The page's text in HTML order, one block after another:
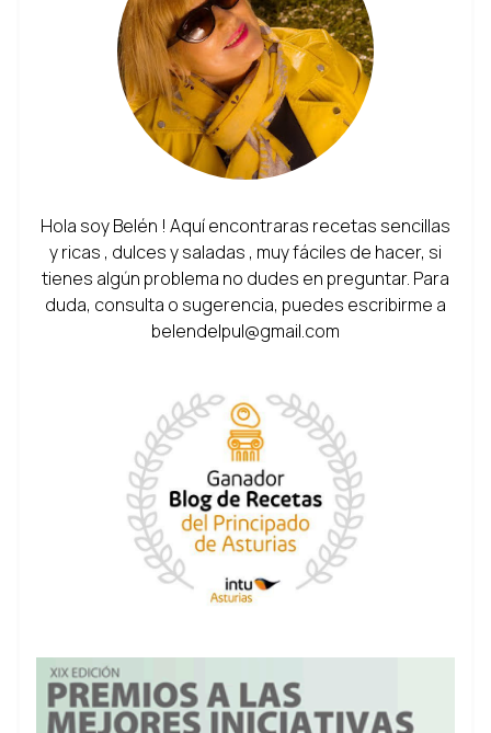
Hola soy Belén ! Aquí encontraras recetas sencillas
y ricas , dulces y saladas , muy fáciles de hacer, si
tienes algún problema no dudes en preguntar. Para
duda, consulta o sugerencia, puedes escribirme a
belendelpul@gmail.com